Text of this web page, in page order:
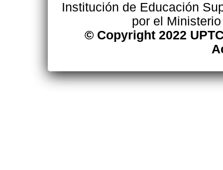
Institución de Educación
por el
© Copyright 2022